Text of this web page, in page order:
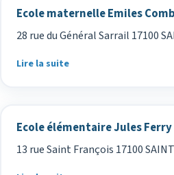
Ecole maternelle Emiles
28 rue du Général Sarrail 17100
Lire la suite
Ecole élémentaire Jules
13 rue Saint François 17100